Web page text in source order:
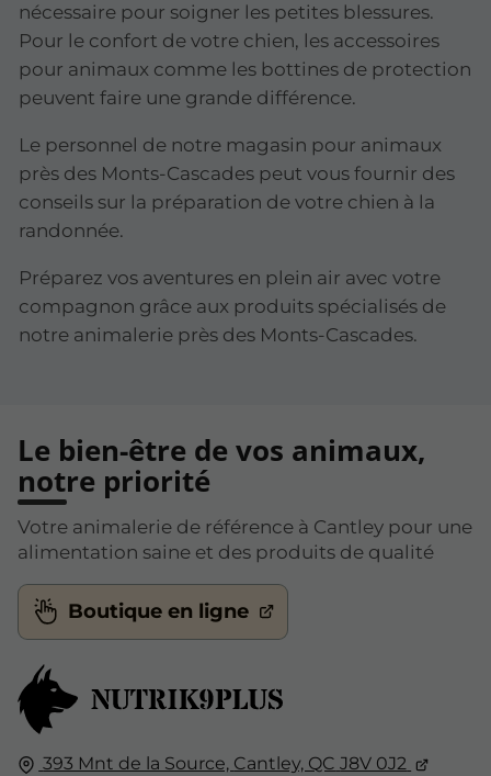
nécessaire pour soigner les petites blessures.
Pour le confort de votre chien, les accessoires
pour animaux comme les bottines de protection
peuvent faire une grande différence.
Le personnel de notre magasin pour animaux
près des Monts-Cascades peut vous fournir des
conseils sur la préparation de votre chien à la
randonnée.
Préparez vos aventures en plein air avec votre
compagnon grâce aux produits spécialisés de
notre animalerie près des Monts-Cascades.
393 Mnt de la Source, Cantley, QC J8V 0J2
Le bien-être de vos animaux,
notre priorité
Votre animalerie de référence à Cantley pour une
alimentation saine et des produits de qualité
Boutique en ligne